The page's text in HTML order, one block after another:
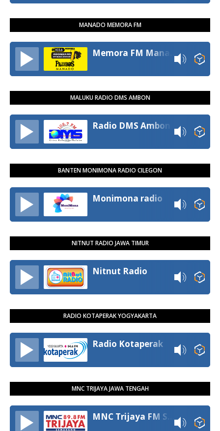
MANADO MEMORA FM
MALUKU RADIO DMS AMBON
Radio DMS Ambon
BANTEN MONIMONA RADIO CILEGON
Monimona radio
NITNUT RADIO JAWA TIMUR
Nitnut Radio
RADIO KOTAPERAK YOGYAKARTA
Radio Kotaperak
MNC TRIJAYA JAWA TENGAH